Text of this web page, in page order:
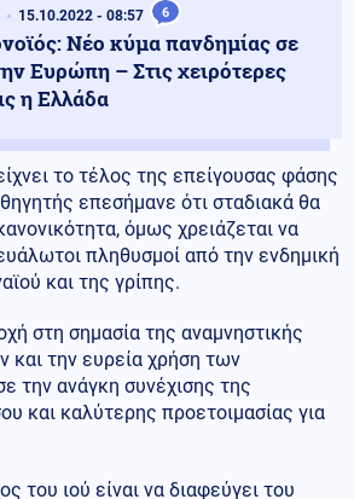
15.10.2022 - 08:57 6
Νέο κύμα πανδημίας σε
Ευρώπη – Στις χειρότερες
η Ελλάδα
το τέλος της επείγουσας φάσης
επεσήμανε ότι σταδιακά θα
όμως χρειάζεται να
πληθυσμοί από την ενδημική
και της γρίπης.
στη σημασία της αναμνηστικής
και την ευρεία χρήση των
την ανάγκη συνέχισης της
και καλύτερης προετοιμασίας για
του ιού είναι να διαφεύγει του